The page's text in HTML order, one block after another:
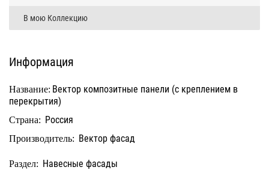
В мою Коллекцию
Информация
Название: Вектор композитные панели (с креплением в
перекрытия)
Страна: Россия
Производитель: Вектор фасад
Раздел: Навесные фасады